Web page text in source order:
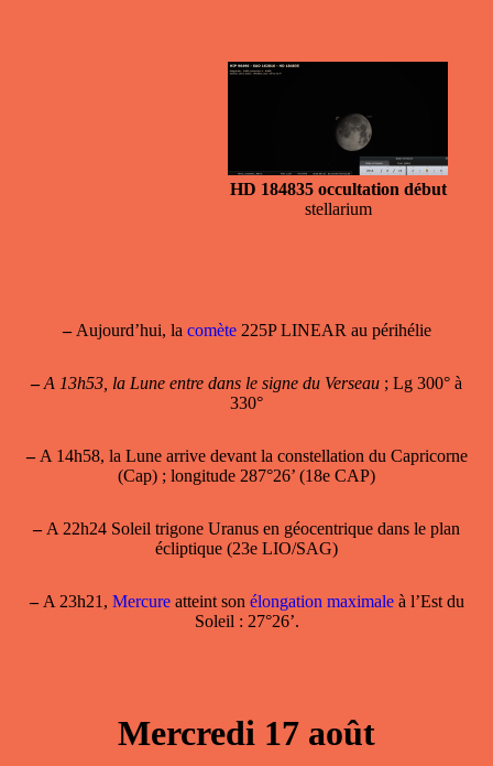
HD 184835 occultation début
stellarium
–Aujourd’hui, la comète 225P LINEAR au périhélie
– A 13h53, la Lune entre dans le signe du Verseau ; Lg 300° à
330°
–A 14h58, la Lune arrive devant la constellation du Capricorne
(Cap) ; longitude 287°26’ (18e CAP)
–A 22h24 Soleil trigone Uranus en géocentrique dans le plan
écliptique (23e LIO/SAG)
–A 23h21, Mercureatteint son élongation maximaleà l’Est du
Soleil : 27°26’.
Mercredi 17 août